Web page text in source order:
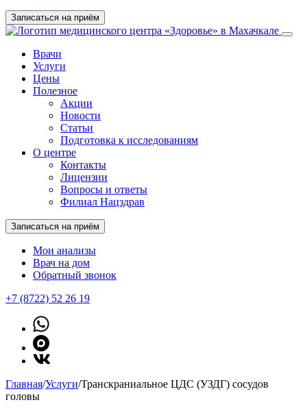
Записаться на приём
Врачи
Услуги
Цены
Полезное
Акции
Новости
Статьи
Подготовка к исследованиям
О центре
Контакты
Лицензии
Вопросы и ответы
Филиал Нацздрав
Записаться на приём
Мои анализы
Врач на дом
Обратный звонок
+7 (8722) 52 26 19
Главная/Услуги/Транскраниальное ЦДС (УЗДГ) сосудов
головы